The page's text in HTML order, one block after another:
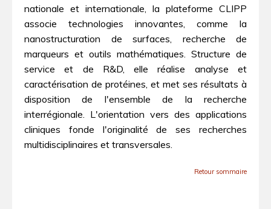
nationale et internationale, la plateforme CLIPP
associe technologies innovantes, comme la
nanostructuration de surfaces, recherche de
marqueurs et outils mathématiques. Structure de
service et de R&D, elle réalise analyse et
caractérisation de protéines, et met ses résultats à
disposition de l'ensemble de la recherche
interrégionale. L'orientation vers des applications
cliniques fonde l'originalité de ses recherches
multidisciplinaires et transversales.
Retour sommaire